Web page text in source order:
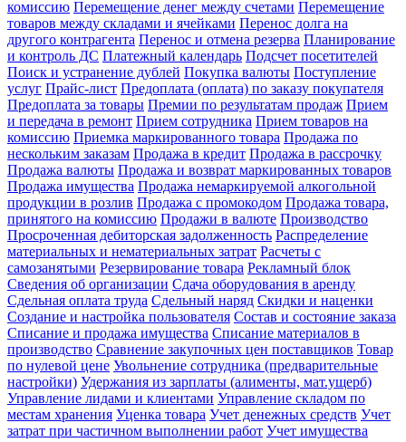
комиссию Перемещение денег между счетами Перемещение
товаров между складами и ячейками Перенос долга на
другого контрагента Перенос и отмена резерва Планирование
и контроль ДС Платежный календарь Подсчет посетителей
Поиск и устранение дублей Покупка валюты Поступление
услуг Прайс-лист Предоплата (оплата) по заказу покупателя
Предоплата за товары Премии по результатам продаж Прием
и передача в ремонт Прием сотрудника Прием товаров на
комиссию Приемка маркированного товара Продажа по
нескольким заказам Продажа в кредит Продажа в рассрочку
Продажа валюты Продажа и возврат маркированных товаров
Продажа имущества Продажа немаркируемой алкогольной
продукции в розлив Продажа с промокодом Продажа товара,
принятого на комиссию Продажи в валюте Производство
Просроченная дебиторская задолженность Распределение
материальных и нематериальных затрат Расчеты с
самозанятыми Резервирование товара Рекламный блок
Сведения об организации Сдача оборудования в аренду
Сдельная оплата труда Сдельный наряд Скидки и наценки
Создание и настройка пользователя Состав и состояние заказа
Списание и продажа имущества Списание материалов в
производство Сравнение закупочных цен поставщиков Товар
по нулевой цене Увольнение сотрудника (предварительные
настройки) Удержания из зарплаты (алименты, мат.ущерб)
Управление лидами и клиентами Управление складом по
местам хранения Уценка товара Учет денежных средств Учет
затрат при частичном выполнении работ Учет имущества